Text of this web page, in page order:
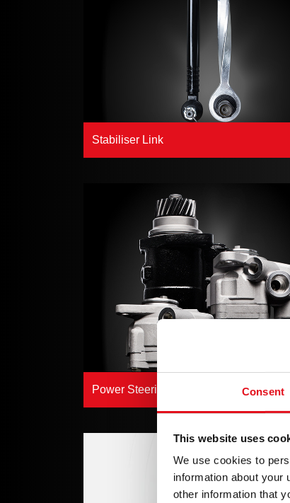
Consent
This website uses
We use cookies to
information about your
other information that
Stabiliser Link
Power Steering Pump